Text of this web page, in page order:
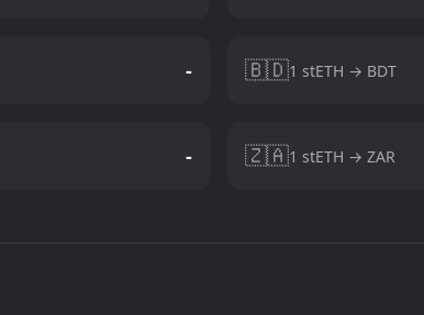
- 🇧🇩1 stETH → BDT
- 🇿🇦1 stETH → ZAR